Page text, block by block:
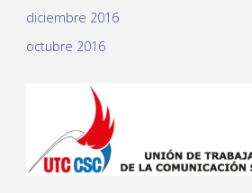
diciembre 2016
octubre 2016